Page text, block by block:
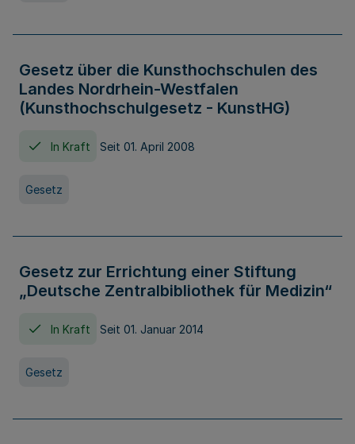
Gesetz über die Kunsthochschulen des
Landes Nordrhein-Westfalen
(Kunsthochschulgesetz - KunstHG)
In Kraft Seit 01. April 2008
Gesetz
Gesetz zur Errichtung einer Stiftung
„Deutsche Zentralbibliothek für Medizin“
In Kraft Seit 01. Januar 2014
Gesetz